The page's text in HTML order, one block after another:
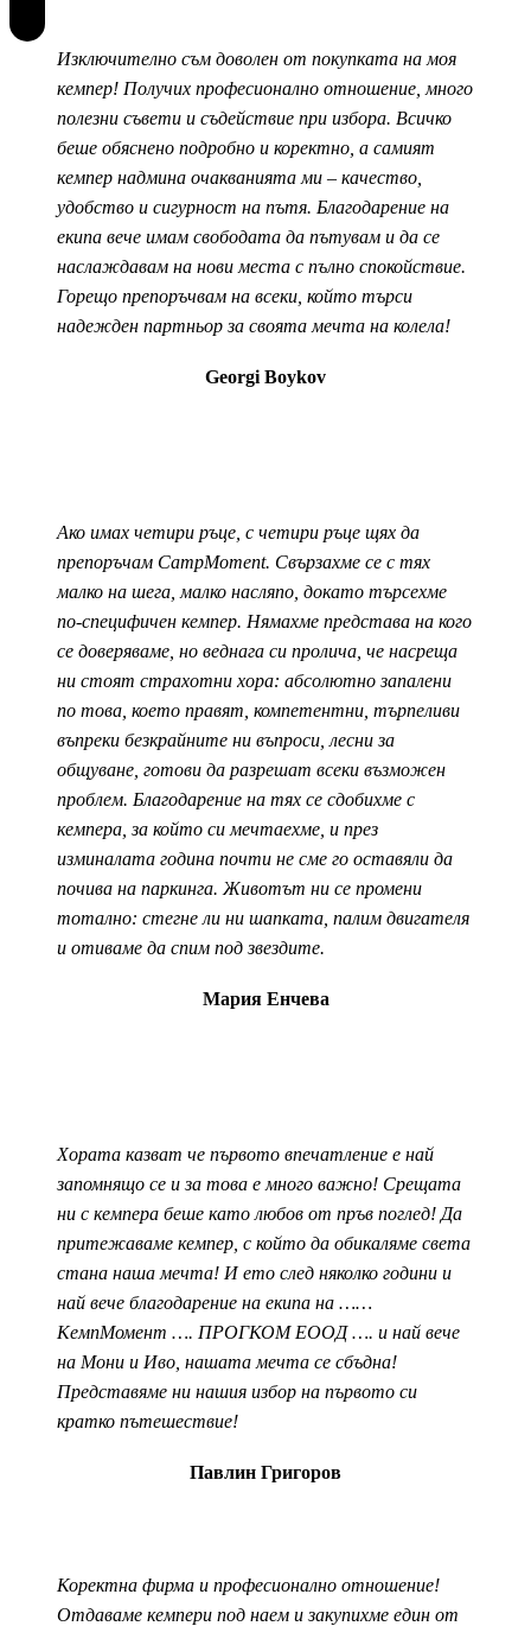
Изключително съм доволен от покупката на моя
кемпер! Получих професионално отношение, много
полезни съвети и съдействие при избора. Всичко
беше обяснено подробно и коректно, а самият
кемпер надмина очакванията ми – качество,
удобство и сигурност на пътя. Благодарение на
екипа вече имам свободата да пътувам и да се
наслаждавам на нови места с пълно спокойствие.
Горещо препоръчвам на всеки, който търси
надежден партньор за своята мечта на колела!
Georgi Boykov
Ако имах четири ръце, с четири ръце щях да
препоръчам CampMoment. Свързахме се с тях
малко на шега, малко насляпо, докато търсехме
по-специфичен кемпер. Нямахме представа на кого
се доверяваме, но веднага си пролича, че насреща
ни стоят страхотни хора: абсолютно запалени
по това, което правят, компетентни, търпеливи
въпреки безкрайните ни въпроси, лесни за
общуване, готови да разрешат всеки възможен
проблем. Благодарение на тях се сдобихме с
кемпера, за който си мечтаехме, и през
изминалата година почти не сме го оставяли да
почива на паркинга. Животът ни се промени
тотално: стегне ли ни шапката, палим двигателя
и отиваме да спим под звездите.
Мария Енчева
Хората казват че първото впечатление е най
запомнящо се и за това е много важно! Срещата
ни с кемпера беше като любов от пръв поглед! Да
притежаваме кемпер, с който да обикаляме света
стана наша мечта! И ето след няколко години и
най вече благодарение на екипа на ……
КемпМомент …. ПРОГКОМ ЕООД …. и най вече
на Мони и Иво, нашата мечта се сбъдна!
Представяме ни нашия избор на първото си
кратко пътешествие!
Павлин Григоров
Коректна фирма и професионално отношение!
Отдаваме кемпери под наем и закупихме един от